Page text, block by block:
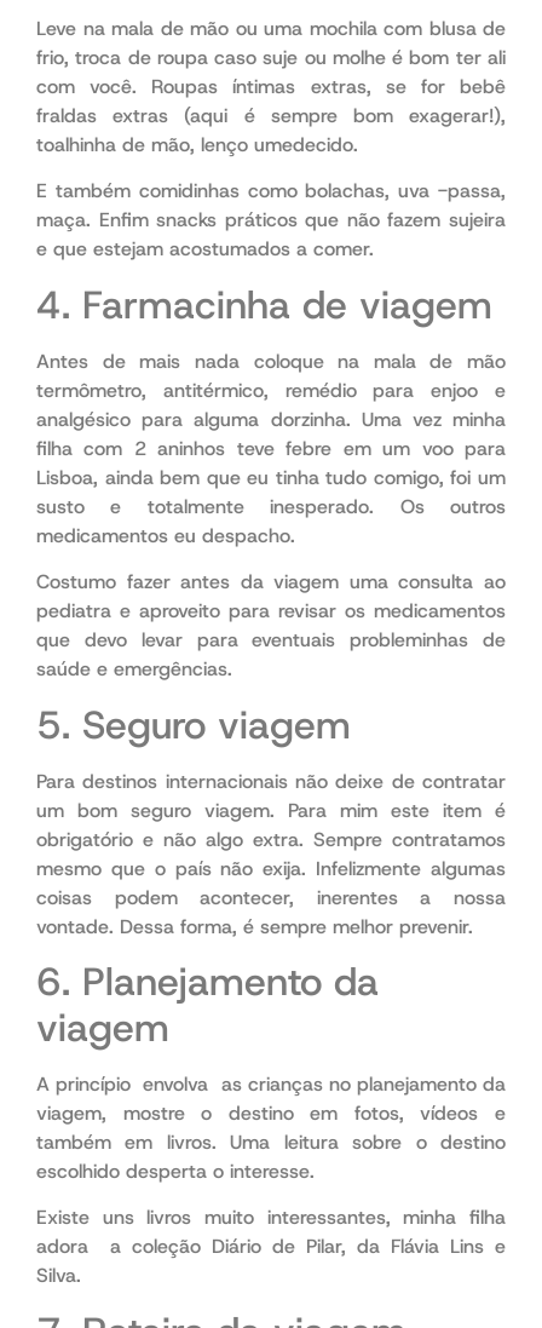
Leve na mala de mão ou uma mochila com blusa de
frio, troca de roupa caso suje ou molhe é bom ter ali
com você. Roupas íntimas extras, se for bebê
fraldas extras (aqui é sempre bom exagerar!),
toalhinha de mão, lenço umedecido.
E também comidinhas como bolachas, uva -passa,
maça. Enfim snacks práticos que não fazem sujeira
e que estejam acostumados a comer.
4. Farmacinha de viagem
Antes de mais nada coloque na mala de mão
termômetro, antitérmico, remédio para enjoo e
analgésico para alguma dorzinha. Uma vez minha
filha com 2 aninhos teve febre em um voo para
Lisboa, ainda bem que eu tinha tudo comigo, foi um
susto e totalmente inesperado. Os outros
medicamentos eu despacho.
Costumo fazer antes da viagem uma consulta ao
pediatra e aproveito para revisar os medicamentos
que devo levar para eventuais probleminhas de
saúde e emergências.
5. Seguro viagem
Para destinos internacionais não deixe de contratar
um bom seguro viagem. Para mim este item é
obrigatório e não algo extra. Sempre contratamos
mesmo que o país não exija. Infelizmente algumas
coisas podem acontecer, inerentes a nossa
vontade. Dessa forma, é sempre melhor prevenir.
6. Planejamento da
viagem
A princípio envolva as crianças no planejamento da
viagem, mostre o destino em fotos, vídeos e
também em livros. Uma leitura sobre o destino
escolhido desperta o interesse.
Existe uns livros muito interessantes, minha filha
adora a coleção Diário de Pilar, da Flávia Lins e
Silva.